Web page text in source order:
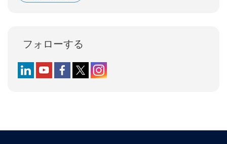
フォローする
Follow us on LinkedIn
Follow us on YouTube
Follow us on Facebook
Follow us on X (formerly Twitter)
Follow us on Instagram